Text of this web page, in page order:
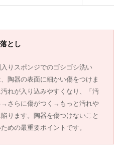
とし
りスポンジでのゴシゴシ洗い
陶器の表面に細かい傷をつけま
れが入り込みやすくなり、「汚
さらに傷がつく→もっと汚れや
ります。陶器を傷つけないこと
めの最重要ポイントです。